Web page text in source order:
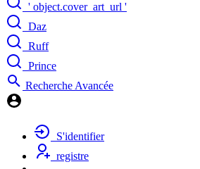
' object.cover_art_url '
Daz
Ruff
Prince
Recherche Avancée
S'identifier
registre